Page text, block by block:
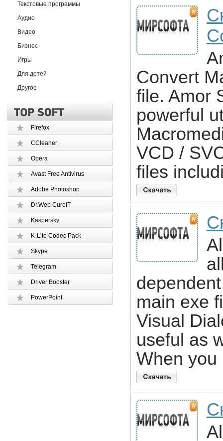
Текстовые программы
Аудио
Видео
Бизнес
Игры
Для детей
Другое
Firefox
CCleaner
Opera
Avast Free Antivirus
Adobe Photoshop
Dr.Web CureIT
Kaspersky
K-Lite Codec Pack
Skype
Telegram
Driver Booster
PowerPoint
Convert
file. Amor
powerful
VCD /
files
main exe
Visual
useful as
When you